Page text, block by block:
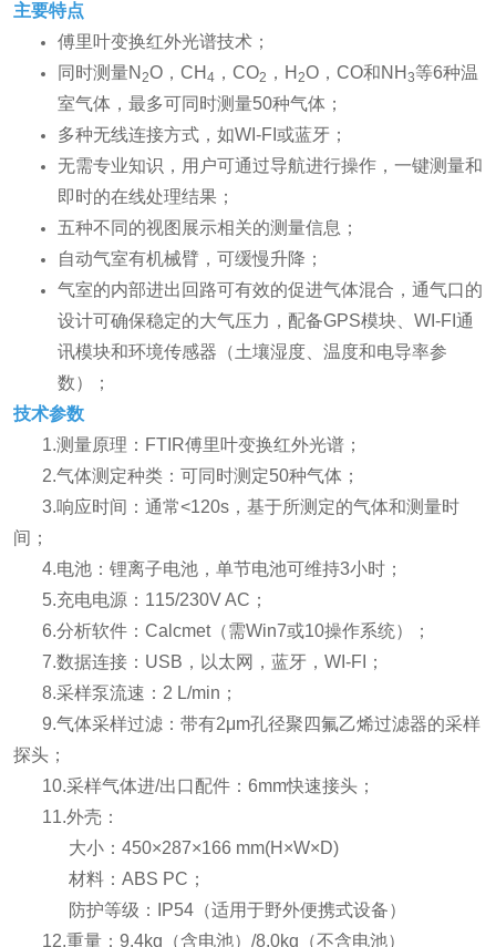
主要特点
傅里叶变换红外光谱技术；
同时测量N 2O，CH 4 ，CO2 ，H 2O，CO和NH 3等6种温
室气体，最多可同时测量50种气体；
多种无线连接方式，如WI-FI或蓝牙；
无需专业知识，用户可通过导航进行操作，一键测量和
即时的在线处理结果；
五种不同的视图展示相关的测量信息；
自动气室有机械臂，可缓慢升降；
气室的内部进出回路可有效的促进气体混合，通气口的
设计可确保稳定的大气压力，配备GPS模块、WI-FI通
讯模块和环境传感器（土壤湿度、温度和电导率参
数）；
技术参数
1.测量原理：FTIR傅里叶变换红外光谱；
2.气体测定种类：可同时测定50种气体；
3.响应时间：通常<120s，基于所测定的气体和测量时
间；
4.电池：锂离子电池，单节电池可维持3小时；
5.充电电源：115/230V AC；
6.分析软件：Calcmet（需Win7或10操作系统）；
7.数据连接：USB，以太网，蓝牙，WI-FI；
8.采样泵流速：2 L/min；
9.气体采样过滤：带有2μm孔径聚四氟乙烯过滤器的采样
探头；
10.采样气体进/出口配件：6mm快速接头；
11.外壳：
大小：450×287×166 mm(H×W×D)
材料：ABS PC；
防护等级：IP54（适用于野外便携式设备）
12.重量：9.4kg（含电池）/8.0kg（不含电池）